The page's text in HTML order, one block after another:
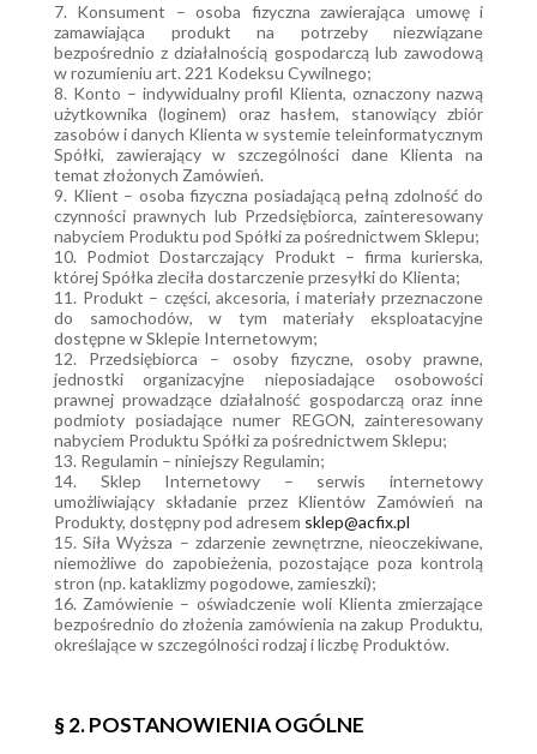
7. Konsument – osoba fizyczna zawierająca umowę i
zamawiająca produkt na potrzeby niezwiązane
bezpośrednio z działalnością gospodarczą lub zawodową
w rozumieniu art. 221 Kodeksu Cywilnego;
8. Konto – indywidualny profil Klienta, oznaczony nazwą
użytkownika (loginem) oraz hasłem, stanowiący zbiór
zasobów i danych Klienta w systemie teleinformatycznym
Spółki, zawierający w szczególności dane Klienta na
temat złożonych Zamówień.
9. Klient – osoba fizyczna posiadającą pełną zdolność do
czynności prawnych lub Przedsiębiorca, zainteresowany
nabyciem Produktu pod Spółki za pośrednictwem Sklepu;
10. Podmiot Dostarczający Produkt – firma kurierska,
której Spółka zleciła dostarczenie przesyłki do Klienta;
11. Produkt – części, akcesoria, i materiały przeznaczone
do samochodów, w tym materiały eksploatacyjne
dostępne w Sklepie Internetowym;
12. Przedsiębiorca – osoby fizyczne, osoby prawne,
jednostki organizacyjne nieposiadające osobowości
prawnej prowadzące działalność gospodarczą oraz inne
podmioty posiadające numer REGON, zainteresowany
nabyciem Produktu Spółki za pośrednictwem Sklepu;
13. Regulamin – niniejszy Regulamin;
14. Sklep Internetowy – serwis internetowy
umożliwiający składanie przez Klientów Zamówień na
Produkty, dostępny pod adresem sklep@acfix.pl
15. Siła Wyższa – zdarzenie zewnętrzne, nieoczekiwane,
niemożliwe do zapobieżenia, pozostające poza kontrolą
stron (np. kataklizmy pogodowe, zamieszki);
16. Zamówienie – oświadczenie woli Klienta zmierzające
bezpośrednio do złożenia zamówienia na zakup Produktu,
określające w szczególności rodzaj i liczbę Produktów.
§ 2. POSTANOWIENIA OGÓLNE